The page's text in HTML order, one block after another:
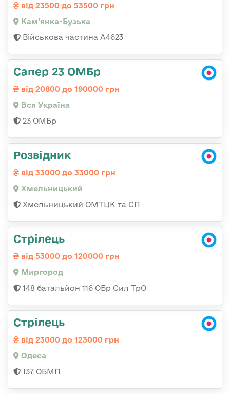
від 23500 до 53500 грн
Кам'янка-Бузька
Військова частина А4623
Сапер 23 ОМБр
від 20800 до 190000 грн
Вся Україна
23 ОМБр
Розвідник
від 33000 до 33000 грн
Хмельницький
Хмельницький ОМТЦК та СП
Стрілець
від 53000 до 120000 грн
Миргород
148 батальйон 116 ОБр Сил ТрО
Стрілець
від 23000 до 123000 грн
Одеса
137 ОБМП